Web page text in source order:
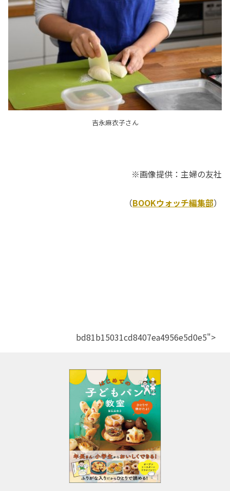
吉永麻衣子さん
※画像提供：主婦の友社
（BOOKウォッチ編集部）
bd81b15031cd8407ea4956e5d0e5">